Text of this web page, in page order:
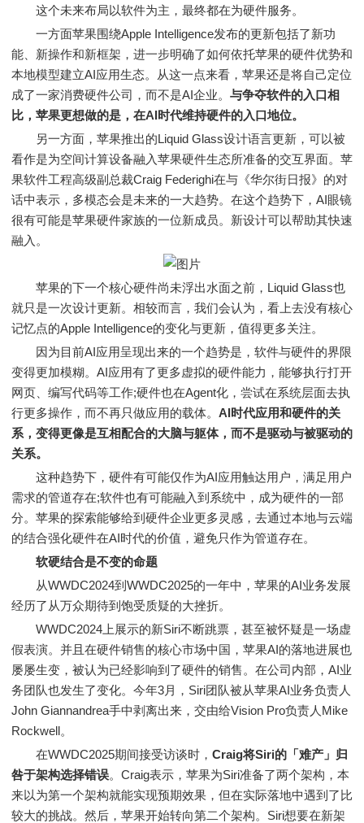
这个未来布局以软件为主，最终都在为硬件服务。
一方面苹果围绕Apple Intelligence发布的更新包括了新功
能、新操作和新框架，进一步明确了如何依托苹果的硬件优势和
本地模型建立AI应用生态。从这一点来看，苹果还是将自己定位
成了一家消费硬件公司，而不是AI企业。 与争夺软件的入口相
比，苹果更想做的是，在AI时代维持硬件的入口地位。
另一方面，苹果推出的Liquid Glass设计语言更新，可以被
看作是为空间计算设备融入苹果硬件生态所准备的交互界面。苹
果软件工程高级副总裁Craig Federighi在与《华尔街日报》的对
话中表示，多模态会是未来的一大趋势。在这个趋势下，AI眼镜
很有可能是苹果硬件家族的一位新成员。新设计可以帮助其快速
融入。
苹果的下一个核心硬件尚未浮出水面之前，Liquid Glass也
就只是一次设计更新。相较而言，我们会认为，看上去没有核心
记忆点的Apple Intelligence的变化与更新，值得更多关注。
因为目前AI应用呈现出来的一个趋势是，软件与硬件的界限
变得更加模糊。AI应用有了更多虚拟的硬件能力，能够执行打开
网页、编写代码等工作;硬件也在Agent化，尝试在系统层面去执
行更多操作，而不再只做应用的载体。 AI时代应用和硬件的关
系，变得更像是互相配合的大脑与躯体，而不是驱动与被驱动的
关系。
这种趋势下，硬件有可能仅作为AI应用触达用户，满足用户
需求的管道存在;软件也有可能融入到系统中，成为硬件的一部
分。苹果的探索能够给到硬件企业更多灵感，去通过本地与云端
的结合强化硬件在AI时代的价值，避免只作为管道存在。
软硬结合是不变的命题
从WWDC2024到WWDC2025的一年中，苹果的AI业务发展
经历了从万众期待到饱受质疑的大挫折。
WWDC2024上展示的新Siri不断跳票，甚至被怀疑是一场虚
假表演。并且在硬件销售的核心市场中国，苹果AI的落地进展也
屡屡生变，被认为已经影响到了硬件的销售。在公司内部，AI业
务团队也发生了变化。今年3月，Siri团队被从苹果AI业务负责人
John Giannandrea手中剥离出来，交由给Vision Pro负责人Mike
Rockwell。
在WWDC2025期间接受访谈时， Craig将Siri的「难产」归
咎于架构选择错误。Craig表示，苹果为Siri准备了两个架构，本
来以为第一个架构就能实现预期效果，但在实际落地中遇到了比
较大的挑战。然后，苹果开始转向第二个架构。Siri想要在新架